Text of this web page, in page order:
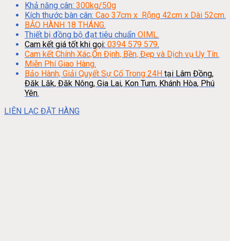
Khả năng cân: 300kg/50g
Kích thước bàn cân: Cao 37cm x Rộng 42cm x Dài 52cm.
BẢO HÀNH 18 THÁNG.
Thiết bị đồng bộ đạt tiêu chuẩn OIML.
Cam kết giá tốt khi gọi: 0394 579 579.
Cam kết Chính Xác,Ổn Định, Bền, Đẹp và Dịch vụ Uy Tín.
Miễn Phí Giao Hàng.
Bảo Hành, Giải Quyết Sự Cố Trong 24H tại Lâm Đồng,
Đăk Lăk, Đăk Nông, Gia Lai, Kon Tum, Khánh Hòa, Phú
Yên.
LIÊN LẠC ĐẶT HÀNG